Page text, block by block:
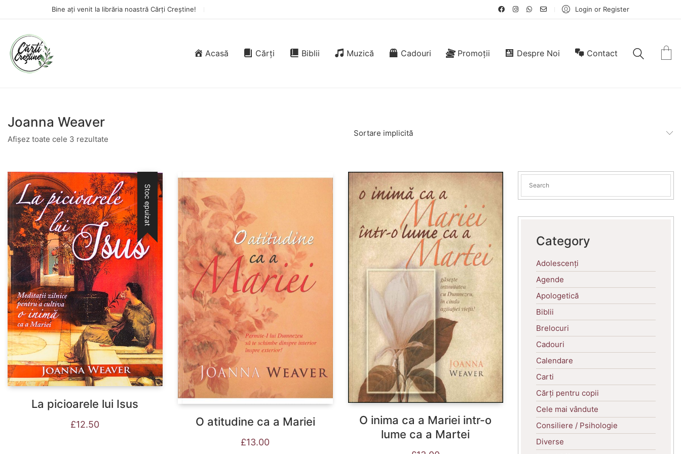
Bine ați venit la librăria noastră Cărți Creștine! Login or Register
Acasă Cărți Biblii Muzică Cadouri Promoții Despre Noi Contact
Joanna Weaver
Afișez toate cele 3 rezultate
Sortare implicită
Stoc epuizat
La picioarele lui Isus
£12.50 O atitudine ca a Mariei
£13.00
O inima ca a Mariei intr-o
lume ca a Martei
Category
Adolescenți
Agende
Apologetică
Biblii
Brelocuri
Cadouri
Calendare
Carti
Cărți pentru copii
Cele mai vândute
Consiliere / Psihologie
Diverse